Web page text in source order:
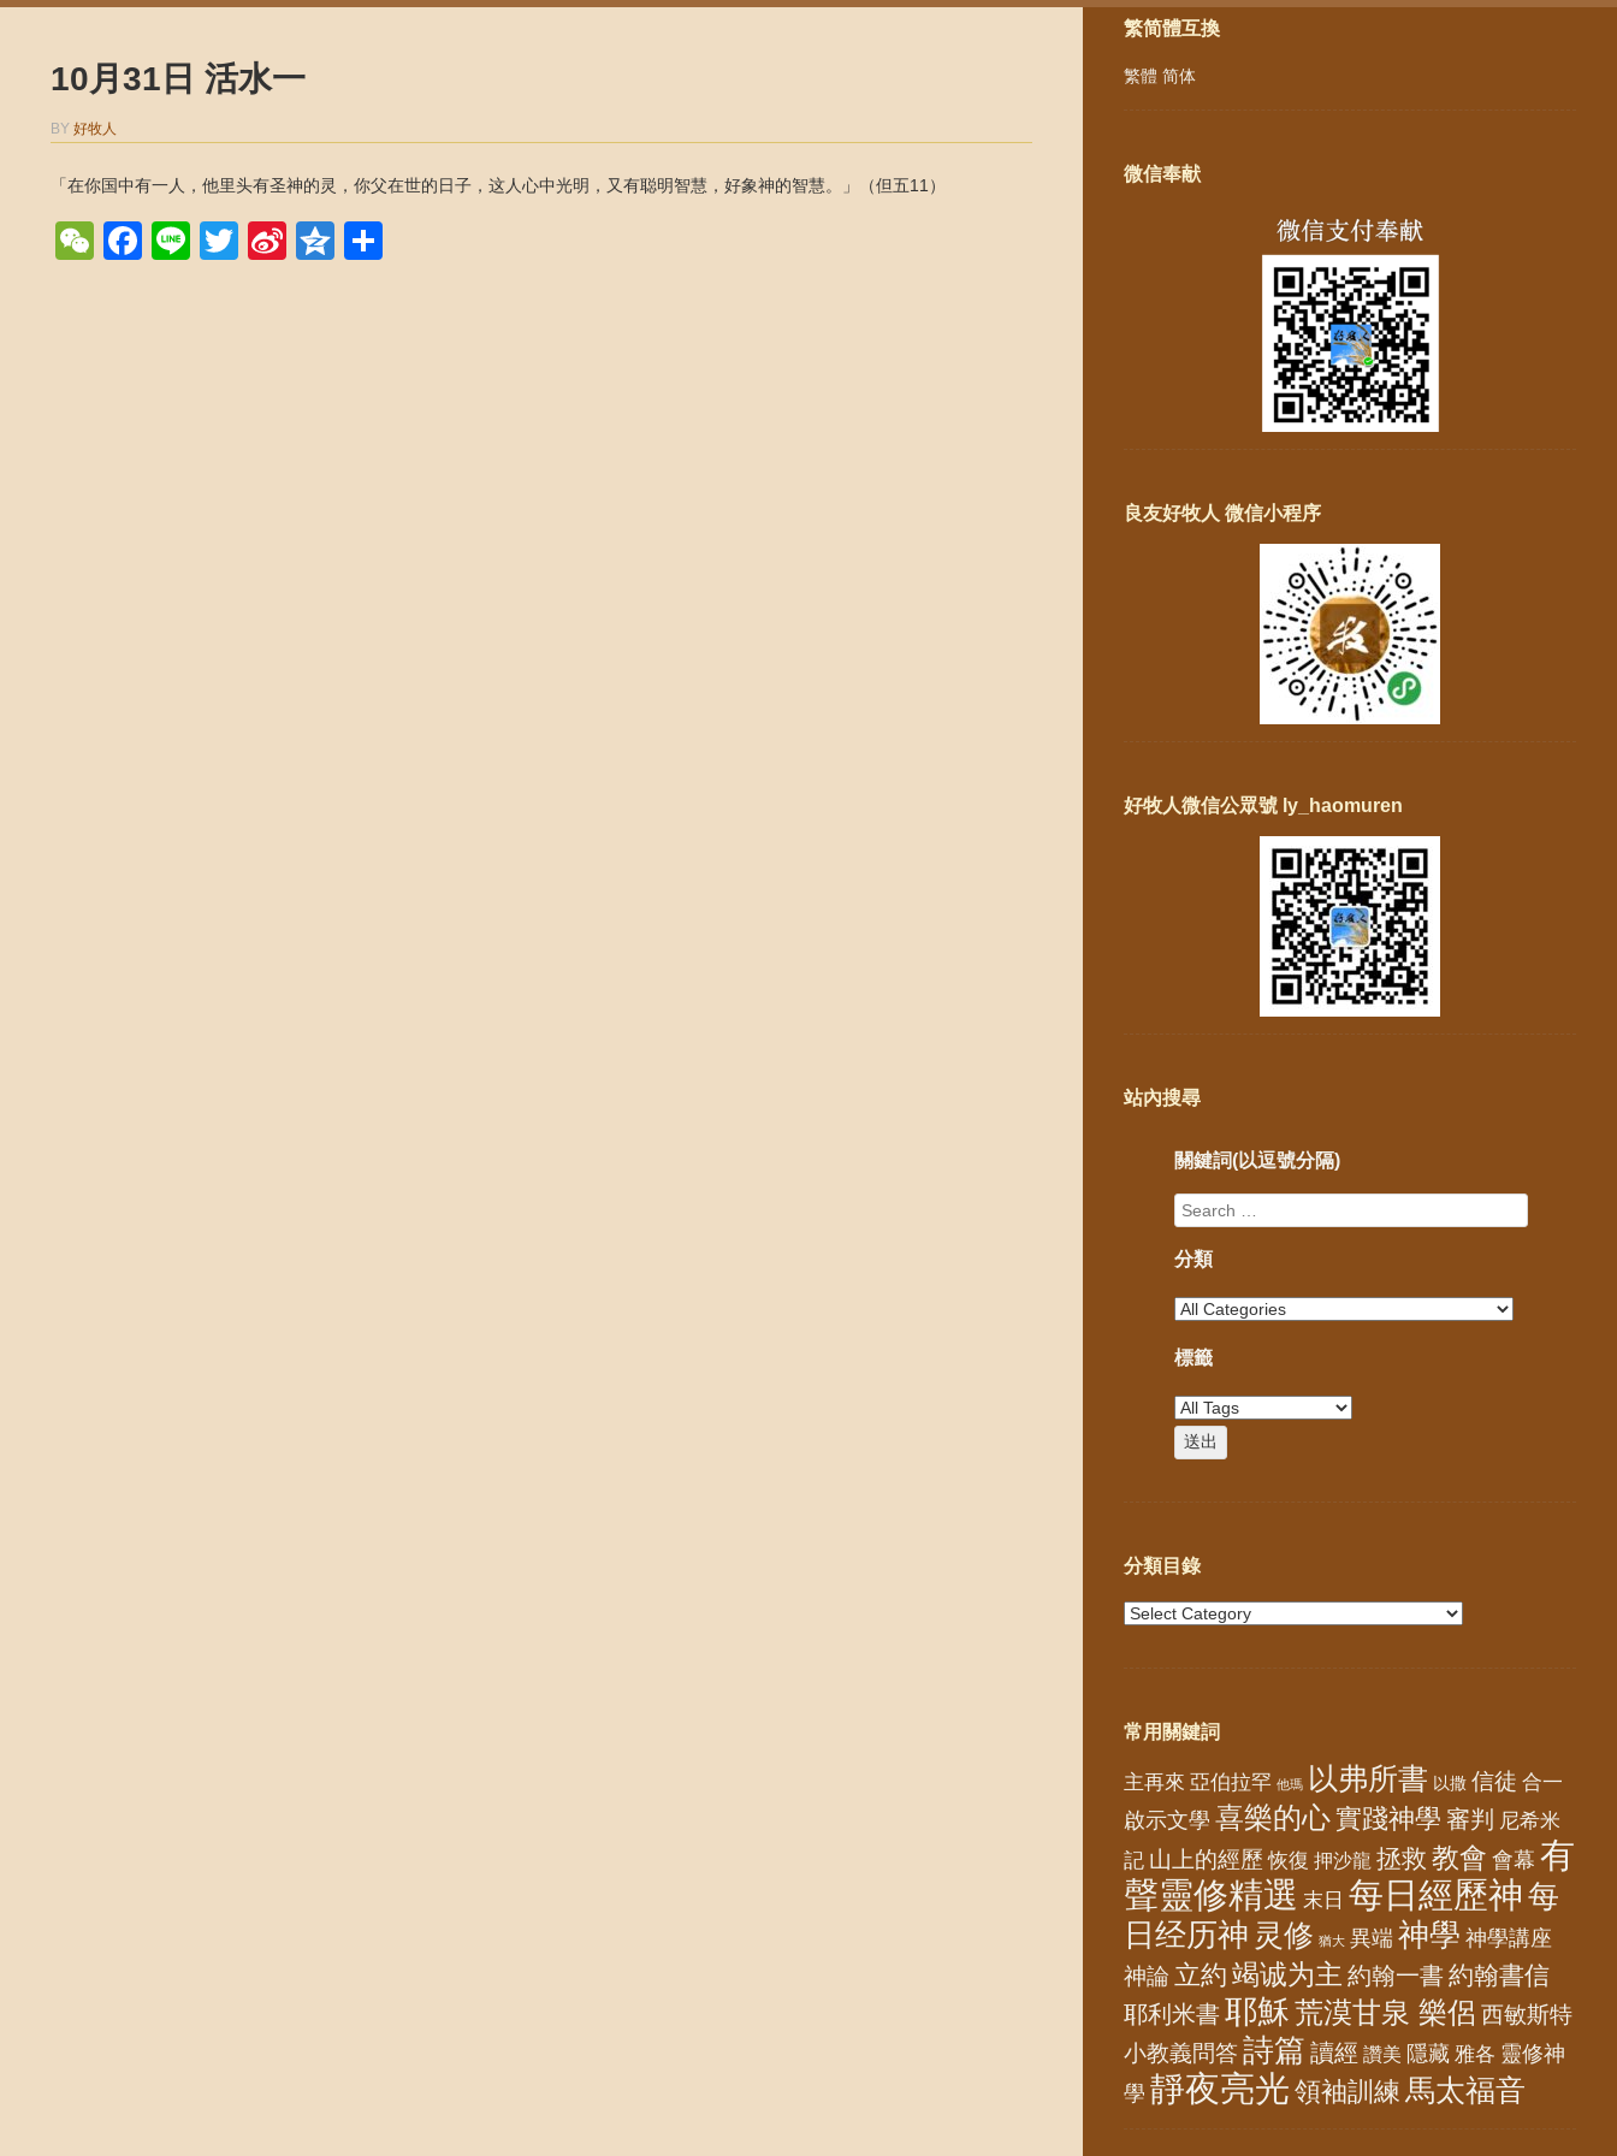
10月31日 活水一
BY 好牧人
「在你国中有一人，他里头有圣神的灵，你父在世的日子，这人心中光明，又有聪明智慧，好象神的智慧。」（但五11）
WeChat
Facebook
LineTwitterSinaQzone
繁简體互換
繁體 简体
微信奉献
良友好牧人 微信小程序
好牧人微信公眾號 ly_haomuren
站內搜尋
關鍵詞(以逗號分隔)
分類
標籤
分類目錄
常用關鍵詞
主再來 亞伯拉罕 他瑪 以弗所書 以撒 信徒 合一
啟示文學 喜樂的心實踐神學 審判 尼希米
記 山上的經歷 恢復 押沙龍 拯救 教會 會幕 有
聲靈修精選 末日 每日經歷神 每
日经历神 灵修 猶大 異端 神學 神學講座
神論 立約 竭诚为主 約翰一書 約翰書信
耶利米書 耶穌荒漠甘泉 樂侶 西敏斯特
小教義問答詩篇 讀經 讚美 隱藏 雅各 靈修神
學 靜夜亮光 領袖訓練 馬太福音